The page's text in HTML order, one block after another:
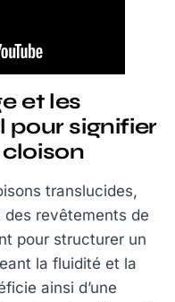
et les
pour signifier
translucides,
des revêtements de
pour structurer un
la fluidité et la
ainsi d’une